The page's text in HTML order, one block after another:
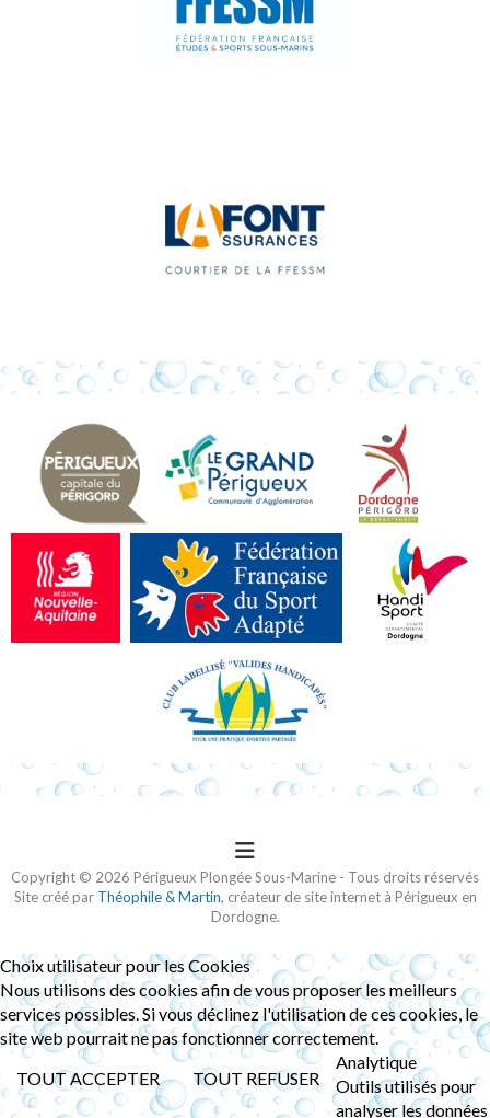
Copyright © 2026 Périgueux Plongée Sous-Marine - Tous droits réservés
Site créé par Théophile & Martin, créateur de site internet à Périgueux en
Dordogne.
Choix utilisateur pour les Cookies
Nous utilisons des cookies afin de vous proposer les meilleurs
services possibles. Si vous déclinez l'utilisation de ces cookies, le
site web pourrait ne pas fonctionner correctement.
TOUT ACCEPTER
TOUT REFUSER
Analytique
Outils utilisés pour
analyser les données